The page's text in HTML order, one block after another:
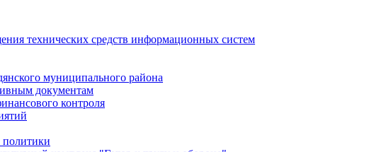
технических средств информационных систем
муниципального района
документам
контроля
политики